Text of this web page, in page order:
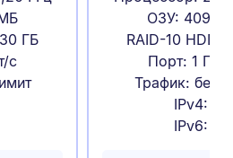
ГБ
с
ОЗУ: 4096
RAID-10 HDD:
Порт: 1
Трафик:
IPv4: 1
IPv6: 1